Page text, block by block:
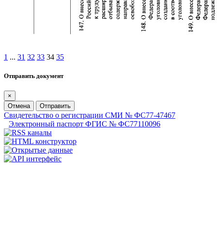
1 ... 31 32 33 34 35
Отправить документ
×
Отмена
Отправить
Свидетельство о регистрации СМИ № ФС77-47467
Электронный паспорт ФГИС № ФС77110096